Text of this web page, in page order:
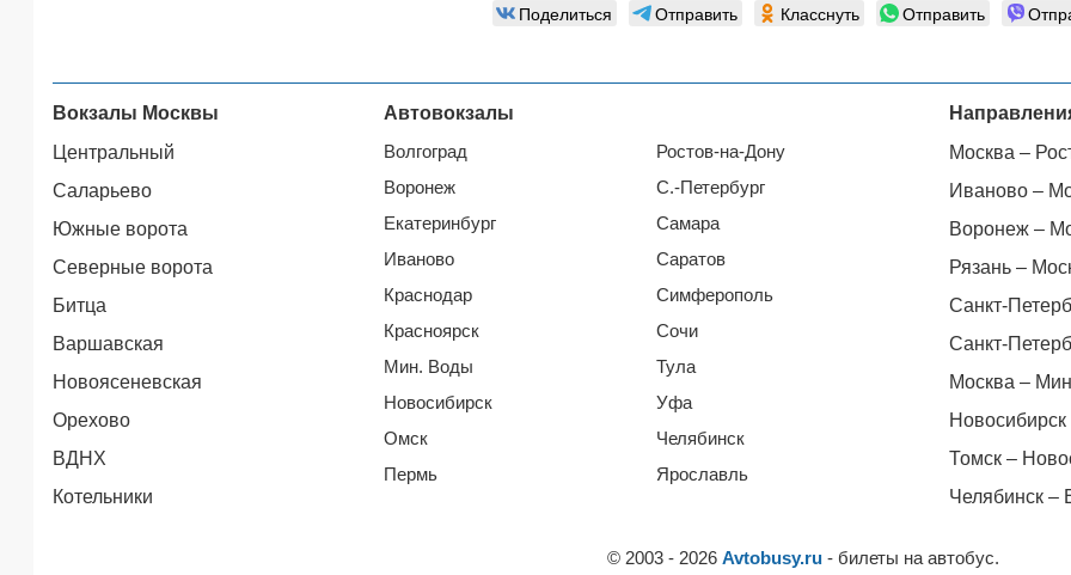
Поделиться Отправить Класснуть Отправить
Вокзалы Москвы
Центральный
Саларьево
Южные ворота
Северные ворота
Битца
Варшавская
Новоясеневская
Орехово
ВДНХ
Котельники
Автовокзалы
Волгоград
Воронеж
Екатеринбург
Иваново
Краснодар
Красноярск
Мин. Воды
Новосибирск
Омск
Пермь
Ростов-на-Дону
С.-Петербург
Самара
Саратов
Симферополь
Сочи
Тула
Уфа
Челябинск
Ярославль
Москва –
Иваново –
Воронеж –
Рязань –
Санкт-
Санкт-
Москва –
Томск –
Челябинск –
© 2003 - 2026 Avtobusy.ru - билеты на автобус.